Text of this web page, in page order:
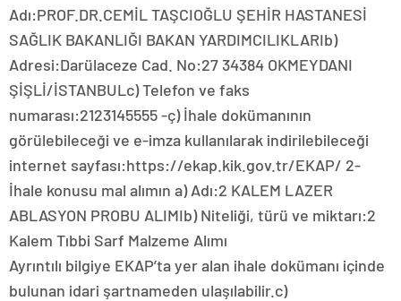
Adı:PROF.DR.CEMİL TAŞCIOĞLU ŞEHİR HASTANESİ
SAĞLIK BAKANLIĞI BAKAN YARDIMCILIKLARIb)
Adresi:Darülaceze Cad. No:27 34384 OKMEYDANI
ŞİŞLİ/İSTANBULc) Telefon ve faks
numarası:2123145555 -ç) İhale dokümanının
görülebileceği ve e-imza kullanılarak indirilebileceği
internet sayfası:https://ekap.kik.gov.tr/EKAP/ 2-
İhale konusu mal alımın a) Adı:2 KALEM LAZER
ABLASYON PROBU ALIMIb) Niteliği, türü ve miktarı:2
Kalem Tıbbi Sarf Malzeme Alımı
Ayrıntılı bilgiye EKAP’ta yer alan ihale dokümanı içinde
bulunan idari şartnameden ulaşılabilir.c)